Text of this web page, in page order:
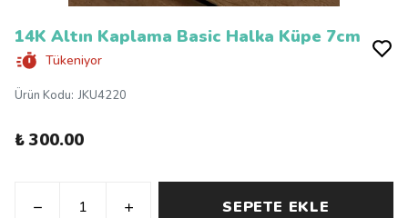
14K Altın Kaplama Basic Halka Küpe 7cm
Tükeniyor
Ürün Kodu: JKU4220
₺ 300.00
SEPETE EKLE